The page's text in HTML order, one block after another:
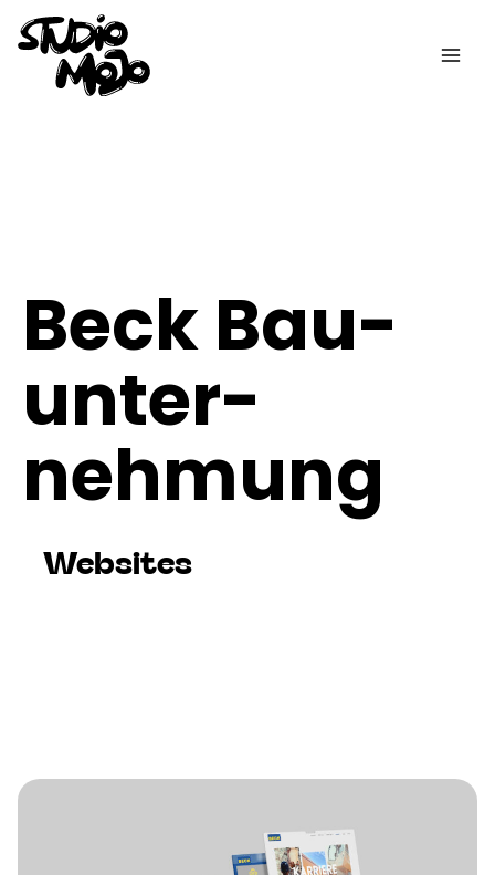
Inhalt
springen
Beck Bau­
unter­
nehmung
Websites